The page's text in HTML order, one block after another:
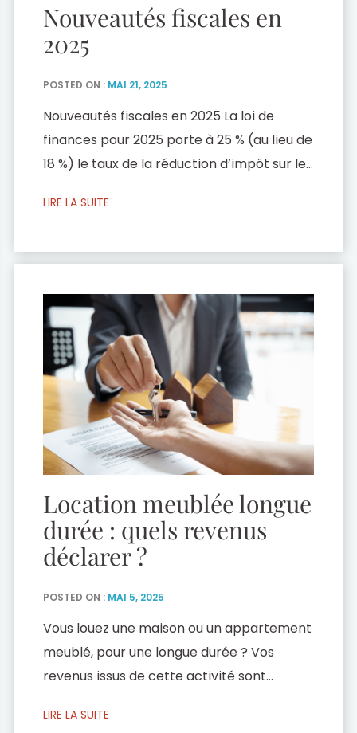
Nouveautés fiscales en
2025
POSTED ON : MAI 21, 2025
Nouveautés fiscales en 2025 La loi de
finances pour 2025 porte à 25 % (au lieu de
18 %) le taux de la réduction d’impôt sur le
FCPI, applicable aux FCPI agréés du
Qu’est-ce qui va changer pour les impôts
LIRE LA SUITE
Location meublée longue
durée : quels revenus
déclarer ?
POSTED ON : MAI 5, 2025
Vous louez une maison ou un appartement
meublé, pour une longue durée ? Vos
revenus issus de cette activité sont
Déclaration de revenus, régime
LIRE LA SUITE